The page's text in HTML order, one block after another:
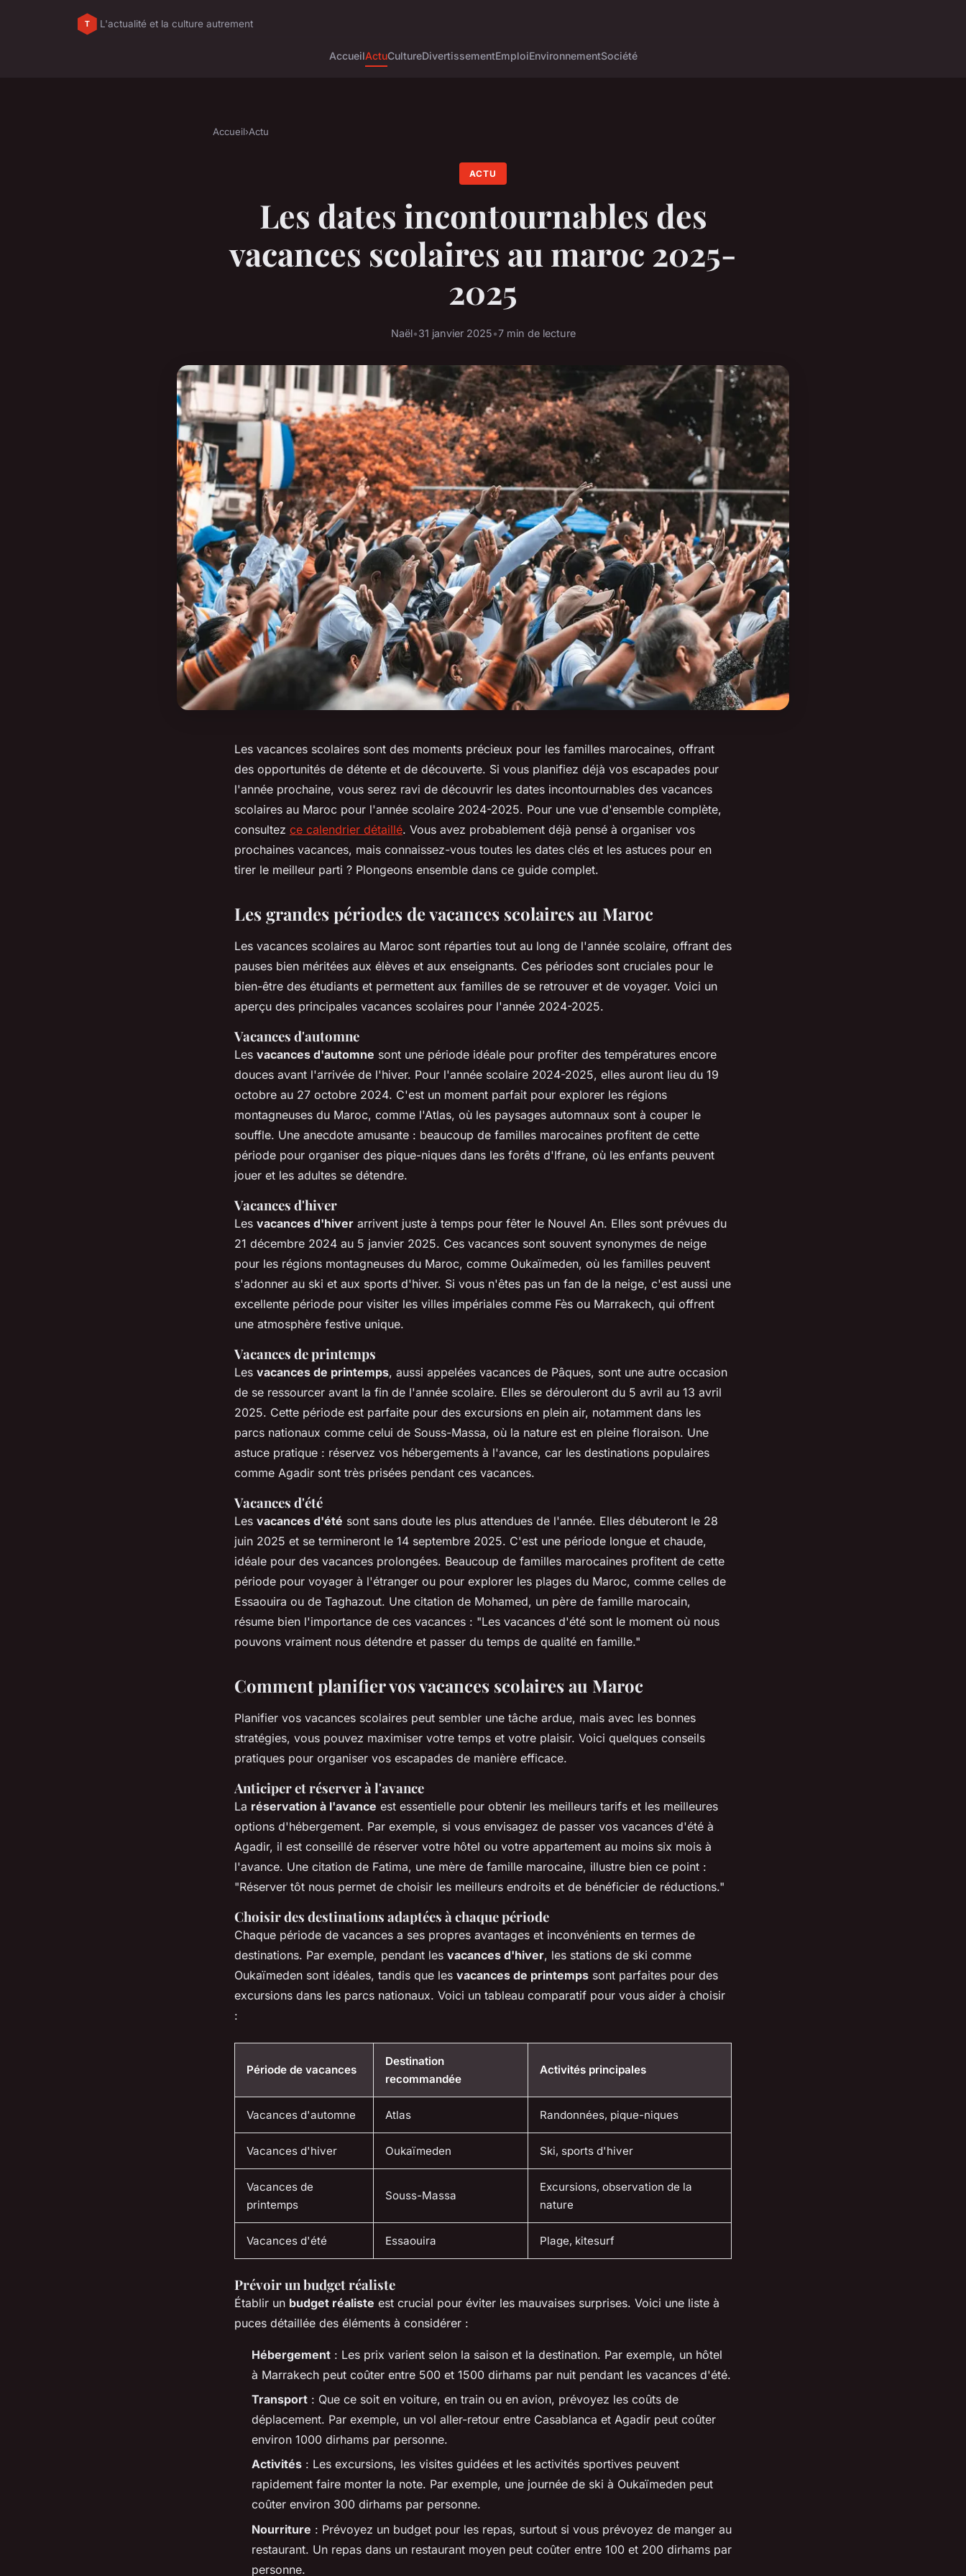
L'actualité et la culture autrement
AccueilActuCultureDivertissementEmploiEnvironnementSociété
Accueil›Actu
ACTU
Les dates incontournables des
vacances scolaires au maroc 2025-
2025
Naël•31 janvier 2025•7 min de lecture
Les vacances scolaires sont des moments précieux pour les familles marocaines, offrant
des opportunités de détente et de découverte. Si vous planifiez déjà vos escapades pour
l'année prochaine, vous serez ravi de découvrir les dates incontournables des vacances
scolaires au Maroc pour l'année scolaire 2024-2025. Pour une vue d'ensemble complète,
consultez ce calendrier détaillé. Vous avez probablement déjà pensé à organiser vos
prochaines vacances, mais connaissez-vous toutes les dates clés et les astuces pour en
tirer le meilleur parti ? Plongeons ensemble dans ce guide complet.
Les grandes périodes de vacances scolaires au Maroc
Les vacances scolaires au Maroc sont réparties tout au long de l'année scolaire, offrant des
pauses bien méritées aux élèves et aux enseignants. Ces périodes sont cruciales pour le
bien-être des étudiants et permettent aux familles de se retrouver et de voyager. Voici un
aperçu des principales vacances scolaires pour l'année 2024-2025.
Vacances d'automne
Les vacances d'automne sont une période idéale pour profiter des températures encore
douces avant l'arrivée de l'hiver. Pour l'année scolaire 2024-2025, elles auront lieu du 19
octobre au 27 octobre 2024. C'est un moment parfait pour explorer les régions
montagneuses du Maroc, comme l'Atlas, où les paysages automnaux sont à couper le
souffle. Une anecdote amusante : beaucoup de familles marocaines profitent de cette
période pour organiser des pique-niques dans les forêts d'Ifrane, où les enfants peuvent
jouer et les adultes se détendre.
Vacances d'hiver
Les vacances d'hiver arrivent juste à temps pour fêter le Nouvel An. Elles sont prévues du
21 décembre 2024 au 5 janvier 2025. Ces vacances sont souvent synonymes de neige
pour les régions montagneuses du Maroc, comme Oukaïmeden, où les familles peuvent
s'adonner au ski et aux sports d'hiver. Si vous n'êtes pas un fan de la neige, c'est aussi une
excellente période pour visiter les villes impériales comme Fès ou Marrakech, qui offrent
une atmosphère festive unique.
Vacances de printemps
Les vacances de printemps, aussi appelées vacances de Pâques, sont une autre occasion
de se ressourcer avant la fin de l'année scolaire. Elles se dérouleront du 5 avril au 13 avril
2025. Cette période est parfaite pour des excursions en plein air, notamment dans les
parcs nationaux comme celui de Souss-Massa, où la nature est en pleine floraison. Une
astuce pratique : réservez vos hébergements à l'avance, car les destinations populaires
comme Agadir sont très prisées pendant ces vacances.
Vacances d'été
Les vacances d'été sont sans doute les plus attendues de l'année. Elles débuteront le 28
juin 2025 et se termineront le 14 septembre 2025. C'est une période longue et chaude,
idéale pour des vacances prolongées. Beaucoup de familles marocaines profitent de cette
période pour voyager à l'étranger ou pour explorer les plages du Maroc, comme celles de
Essaouira ou de Taghazout. Une citation de Mohamed, un père de famille marocain,
résume bien l'importance de ces vacances : "Les vacances d'été sont le moment où nous
pouvons vraiment nous détendre et passer du temps de qualité en famille."
Comment planifier vos vacances scolaires au Maroc
Planifier vos vacances scolaires peut sembler une tâche ardue, mais avec les bonnes
stratégies, vous pouvez maximiser votre temps et votre plaisir. Voici quelques conseils
pratiques pour organiser vos escapades de manière efficace.
Anticiper et réserver à l'avance
La réservation à l'avance est essentielle pour obtenir les meilleurs tarifs et les meilleures
options d'hébergement. Par exemple, si vous envisagez de passer vos vacances d'été à
Agadir, il est conseillé de réserver votre hôtel ou votre appartement au moins six mois à
l'avance. Une citation de Fatima, une mère de famille marocaine, illustre bien ce point :
"Réserver tôt nous permet de choisir les meilleurs endroits et de bénéficier de réductions."
Choisir des destinations adaptées à chaque période
Chaque période de vacances a ses propres avantages et inconvénients en termes de
destinations. Par exemple, pendant les vacances d'hiver, les stations de ski comme
Oukaïmeden sont idéales, tandis que les vacances de printemps sont parfaites pour des
excursions dans les parcs nationaux. Voici un tableau comparatif pour vous aider à choisir
:
Période de vacances
Destination
recommandée
Activités principales
Vacances d'automne Atlas Randonnées, pique-niques
Vacances d'hiver Oukaïmeden Ski, sports d'hiver
Vacances de
printemps
Souss-Massa
Excursions, observation de la
nature
Vacances d'été Essaouira Plage, kitesurf
Prévoir un budget réaliste
Établir un budget réaliste est crucial pour éviter les mauvaises surprises. Voici une liste à
puces détaillée des éléments à considérer :
Hébergement : Les prix varient selon la saison et la destination. Par exemple, un hôtel
à Marrakech peut coûter entre 500 et 1500 dirhams par nuit pendant les vacances d'été.
Transport : Que ce soit en voiture, en train ou en avion, prévoyez les coûts de
déplacement. Par exemple, un vol aller-retour entre Casablanca et Agadir peut coûter
environ 1000 dirhams par personne.
Activités : Les excursions, les visites guidées et les activités sportives peuvent
rapidement faire monter la note. Par exemple, une journée de ski à Oukaïmeden peut
coûter environ 300 dirhams par personne.
Nourriture : Prévoyez un budget pour les repas, surtout si vous prévoyez de manger au
restaurant. Un repas dans un restaurant moyen peut coûter entre 100 et 200 dirhams par
personne.